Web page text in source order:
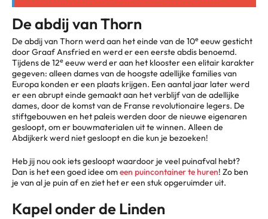
De abdij van Thorn
De abdij van Thorn werd aan het einde van de 10e eeuw gesticht
door Graaf Ansfried en werd er een eerste abdis benoemd.
Tijdens de 12e eeuw werd er aan het klooster een elitair karakter
gegeven: alleen dames van de hoogste adellijke families van
Europa konden er een plaats krijgen. Een aantal jaar later werd
er een abrupt einde gemaakt aan het verblijf van de adellijke
dames, door de komst van de Franse revolutionaire legers. De
stiftgebouwen en het paleis werden door de nieuwe eigenaren
gesloopt, om er bouwmaterialen uit te winnen. Alleen de
Abdijkerk werd niet gesloopt en die kun je bezoeken!
Heb jij nou ook iets gesloopt waardoor je veel puinafval hebt?
Dan is het een goed idee omeen puincontainer te huren! Zo ben
je van al je puin af en ziet het er een stuk opgeruimder uit.
Kapel onder de Linden